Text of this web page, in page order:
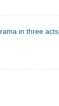
in three acts